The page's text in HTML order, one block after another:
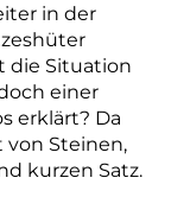
in der
die Situation
einer
erklärt? Da
von Steinen,
kurzen Satz.